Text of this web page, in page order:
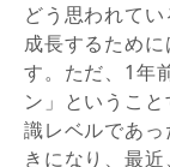
どう思われて
成長するため
す。ただ、1年
ン」というこ
識レベルであ
きになり、最